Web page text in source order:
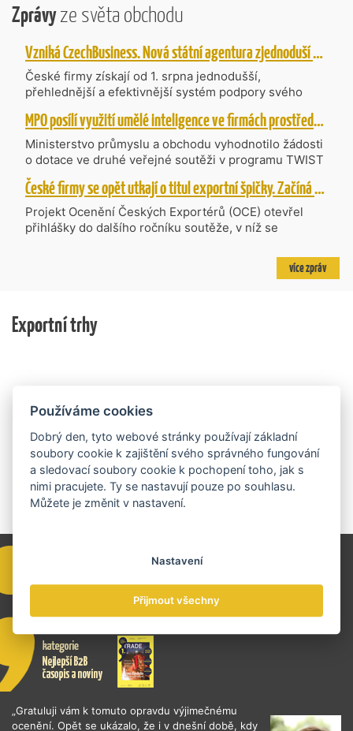
Zprávyze světa obchodu
Vzniká CzechBusiness. Nová státní agentura zjednoduší podporu českých firem
České firmy získají od 1. srpna jednodušší,
přehlednější a efektivnější systém podpory svého
CzechBusiness, která propojuje dosavadní
kompetence agentur CzechTrade a CzechInvest.
Firmám nabídne jednoho partnera pro rozvoj od
inovací až po zahraniční expanzi.
MPO posílí využití umělé inteligence ve firmách prostřednictvím 40 projektů z programu TWIST
Ministerstvo průmyslu a obchodu vyhodnotilo žádosti
o dotace ve druhé veřejné soutěži v programu TWIST
– Transfer, Výzkum, Vývoj a Inovace pro Strategické
Technologie, do které bylo podáno 318 návrhů
projektů požadujících dotaci o celkovém objemu 4,27
mld. Kč. Částkou 630 mil. Kč bude podpořeno čtyřicet
nejlépe hodnocených projektů zaměřených na
výzkum v oblasti umělé inteligence a její aplikace do
podnikových procesů a do vývoje nových produktů na
na přípravě rozpočtu na rok 2027.
České firmy se opět utkají o titul exportní špičky. Začíná další ročník Ocenění Českých Exportérů
Projekt Ocenění Českých Exportérů (OCE) otevřel
přihlášky do dalšího ročníku soutěže, v níž se
Projekt dlouhodobě vyzdvihuje, podporuje a oceňuje
podniky, které úspěšně prosazují své produkty a
ekonomické výsledky, ale také silný podnikatelský
příběh.
více zpráv
Exportní trhy
„Gratuluji vám k tomuto opravdu výjimečnému
ocenění. Opět se ukázalo, že i v dnešní době, kdy
Používáme cookies
Dobrý den, tyto webové stránky používají základní
soubory cookie k zajištění svého správného fungování
a sledovací soubory cookie k pochopení toho, jak s
nimi pracujete. Ty se nastavují pouze po souhlasu.
Můžete je změnit v nastavení.
Nastavení
Přijmout všechny